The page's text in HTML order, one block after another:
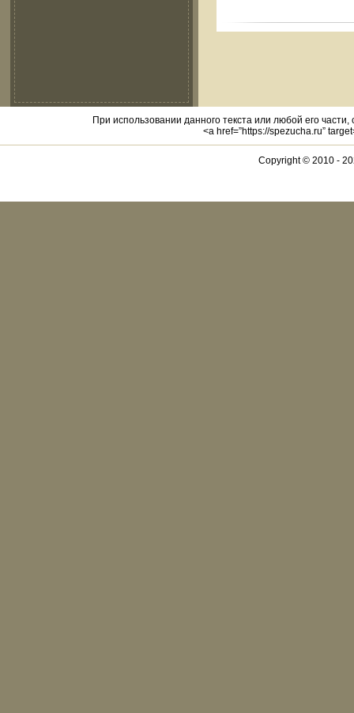
При использовании данного текста или любой его части,
<a href=”https://spezucha.ru”
Copyright © 2010 -